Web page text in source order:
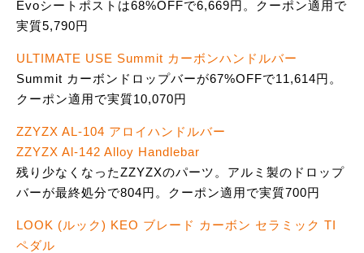
Evoシートポストは68%OFFで6,669円。クーポン適用で
実質5,790円
ULTIMATE USE Summit カーボンハンドルバー
Summit カーボンドロップバーが67%OFFで11,614円。
クーポン適用で実質10,070円
ZZYZX AL-104 アロイハンドルバー
ZZYZX Al-142 Alloy Handlebar
残り少なくなったZZYZXのパーツ。アルミ製のドロップ
バーが最終処分で804円。クーポン適用で実質700円
LOOK (ルック) KEO ブレード カーボン セラミック TI
ペダル